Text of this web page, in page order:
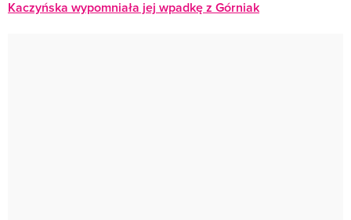
Kaczyńska wypomniała jej wpadkę z Górniak